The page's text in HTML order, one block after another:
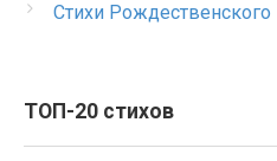
Стихи Рождественского
ТОП-20 стихов